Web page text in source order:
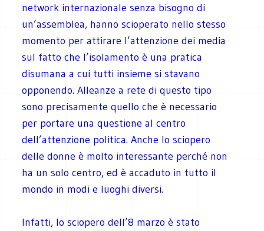
network internazionale senza bisogno di
un’assemblea, hanno scioperato nello stesso
momento per attirare l’attenzione dei media
sul fatto che l’isolamento è una pratica
disumana a cui tutti insieme si stavano
opponendo. Alleanze a rete di questo tipo
sono precisamente quello che è necessario
per portare una questione al centro
dell’attenzione politica. Anche lo sciopero
delle donne è molto interessante perché non
ha un solo centro, ed è accaduto in tutto il
mondo in modi e luoghi diversi.
Infatti, lo sciopero dell’8 marzo è stato